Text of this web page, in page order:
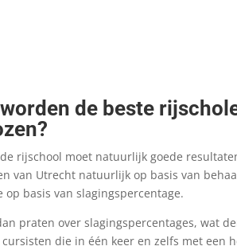
de beste
rijschool moet natuurlijk goede
van Utrecht natuurlijk op basis van
op basis van slagingspercentage.
praten over slagingspercentages, wat
die in één keer en zelfs met een